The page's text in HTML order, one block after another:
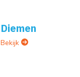
Diemen
Bekijk